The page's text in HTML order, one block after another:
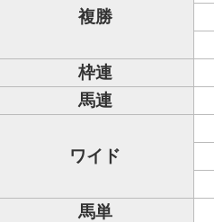
複勝
枠連
馬連
ワイド
馬単